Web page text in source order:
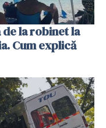
de la robinet la
Cum explică